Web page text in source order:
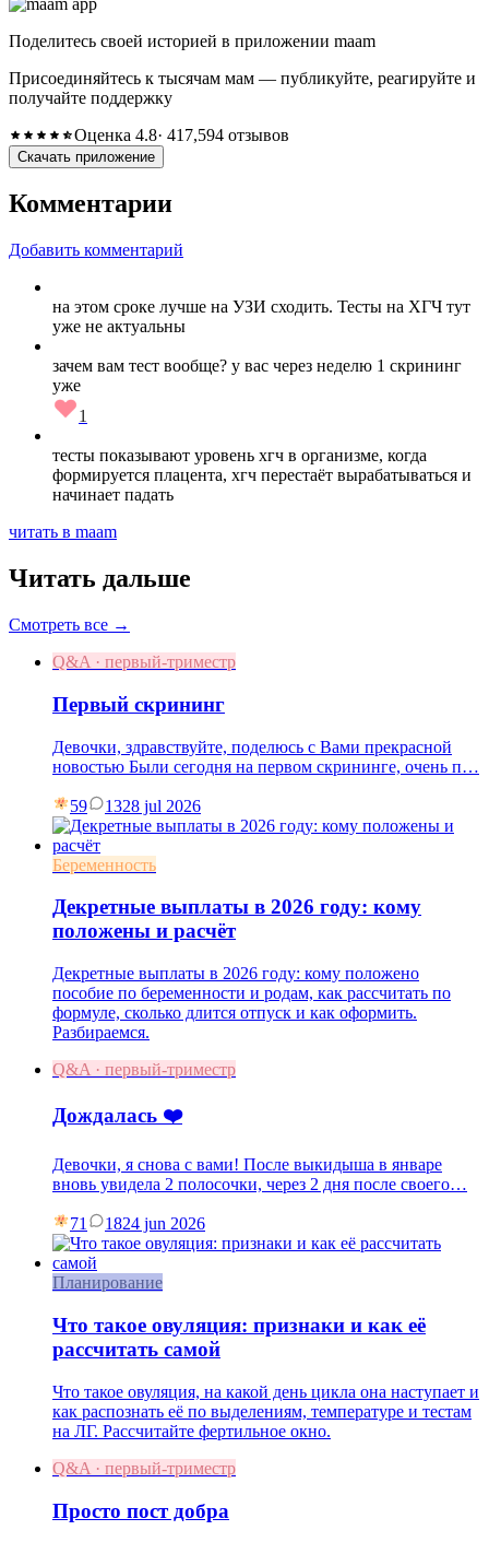
Поделитесь своей историей в приложении maam
Присоединяйтесь к тысячам мам — публикуйте, реагируйте и
получайте поддержку
Оценка 4.8· 417,594 отзывов
Скачать приложение
Комментарии
Добавить комментарий
на этом сроке лучше на УЗИ сходить. Тесты на ХГЧ тут
уже не актуальны
зачем вам тест вообще? у вас через неделю 1 скрининг
уже
1
тесты показывают уровень хгч в организме, когда
формируется плацента, хгч перестаёт вырабатываться и
начинает падать
читать в maam
Читать дальше
Смотреть все →
Q&A · первый-триместр
Первый скрининг
Девочки, здравствуйте, поделюсь с Вами прекрасной
новостью Были сегодня на первом скрининге, очень п…
59 1328 jul 2026
Беременность
Декретные выплаты в 2026 году: кому
положены и расчёт
Декретные выплаты в 2026 году: кому положено
пособие по беременности и родам, как рассчитать по
формуле, сколько длится отпуск и как оформить.
Разбираемся.
Q&A · первый-триместр
Дождалась ❤️
Девочки, я снова с вами! После выкидыша в январе
вновь увидела 2 полосочки, через 2 дня после своего…
71 1824 jun 2026
Планирование
Что такое овуляция: признаки и как её
рассчитать самой
Что такое овуляция, на какой день цикла она наступает и
как распознать её по выделениям, температуре и тестам
на ЛГ. Рассчитайте фертильное окно.
Q&A · первый-триместр
Просто пост добра